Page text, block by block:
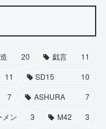
20 戯言
11
11 SD15
10
7 ASHURA
7
メン 3 M42
3